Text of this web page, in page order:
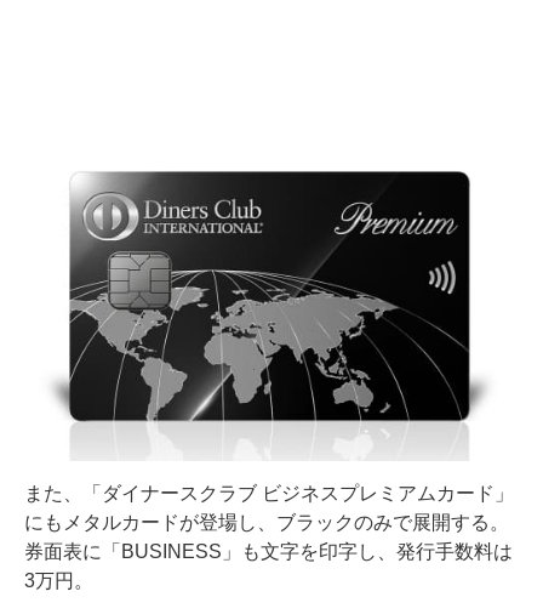
また、「ダイナースクラブ ビジネスプレミアムカード」
にもメタルカードが登場し、ブラックのみで展開する。
券面表に「BUSINESS」も文字を印字し、発行手数料は
3万円。